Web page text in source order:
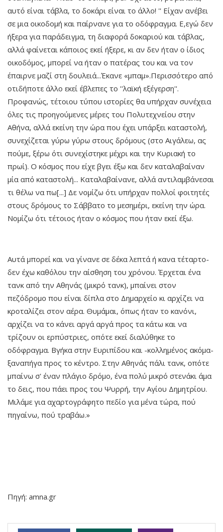
αυτό είναι τάβλα, το δοκάρι είναι το άλλο! '' Είχαν ανέβει
σε μια οικοδομή και παίρνανε για το οδόφραγμα. Ε,εγώ δεν
ήξερα για παράδειγμα, τη διαφορά δοκαριού και τάβλας,
αλλά φαίνεται κάποιος εκεί ήξερε, κι αν δεν ήταν ο ίδιος
οικοδόμος, μπορεί να ήταν ο πατέρας του και να τον
έπαιρνε μαζί στη δουλειά...Έκανε «μπαμ».Περισσότερο από
οτιδήποτε άλλο εκεί έβλεπες το ''λαϊκή εξέγερση''.
Προφανώς, τέτοιου τύπου ιστορίες θα υπήρχαν συνέχεια
όλες τις προηγούμενες μέρες του Πολυτεχνείου στην
Αθήνα, αλλά εκείνη την ώρα που έχει υπάρξει καταστολή,
συνεχίζεται γύρω γύρω στους δρόμους (στο Αιγάλεω, ας
πούμε, ξέρω ότι συνεχίστηκε μέχρι και την Κυριακή το
πρωί). Ο κόσμος που είχε βγει έξω και δεν καταλαβαίναν
μία από καταστολή... Καταλαβαίνανε, αλλά αντιλαμβάνεσαι
τι θέλω να πω[...] Δε νομίζω ότι υπήρχαν πολλοί φοιτητές
στους δρόμους το Σάββατο το μεσημέρι, εκείνη την ώρα.
Νομίζω ότι τέτοιος ήταν ο κόσμος που ήταν εκεί έξω.
Αυτά μπορεί και να γίνανε σε δέκα λεπτά ή κανα τέταρτο-
δεν έχω καθόλου την αίσθηση του χρόνου. Έρχεται ένα
τανκ από την Αθηνάς (μικρό τανκ), μπαίνει στον
πεζόδρομο που είναι δίπλα στο Δημαρχείο κι αρχίζει να
κροταλίζει στον αέρα. Θυμάμαι, όπως ήταν το κανόνι,
αρχίζει να το κάνει αργά αργά προς τα κάτω και να
τρίζουν οι ερπύστριες, οπότε εκεί διαλύθηκε το
οδόφραγμα. Βγήκα στην Ευριπίδου και -κολλημένος ακόμα-
ξαναπήγα προς το κέντρο. Στην Αθηνάς πάλι τανκ, οπότε
μπαίνω σ' έναν πλάγιο δρόμο, ένα πολύ μικρό στενάκι άμα
το δεις, που πάει προς του Ψυρρή, την Αγίου Δημητρίου.
Μιλάμε για αχαρτογράφητο πεδίο για μένα τώρα, πού
πηγαίνω, πού τραβάω.»
Πηγή: amna.gr